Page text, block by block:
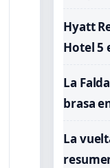
Hyatt
Hotel 5
La
brasa
La